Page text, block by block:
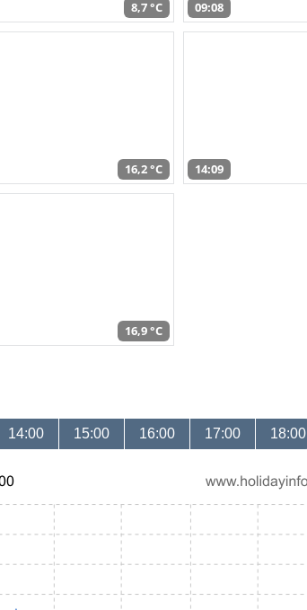
8,7 °C 09:08
16,2 °C 14:09
16,9 °C
14:00 15:00 16:00 17:00 18:00